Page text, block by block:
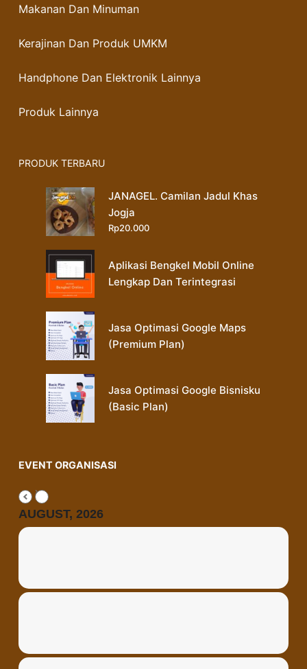
Makanan Dan Minuman
Kerajinan Dan Produk UMKM
Handphone Dan Elektronik Lainnya
Produk Lainnya
PRODUK TERBARU
JANAGEL. Camilan Jadul Khas
Jogja
Rp20.000
Aplikasi Bengkel Mobil Online
Lengkap Dan Terintegrasi
Jasa Optimasi Google Maps
(Premium Plan)
Jasa Optimasi Google Bisnisku
(Basic Plan)
EVENT ORGANISASI
AUGUST, 2026